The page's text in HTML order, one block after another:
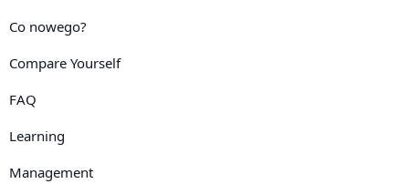
Co nowego?
Compare Yourself
FAQ
Learning
Management